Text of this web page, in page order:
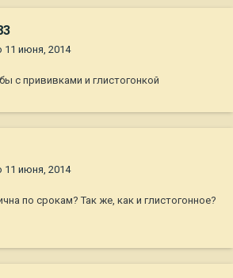
11 июня, 2014
с прививками и глистогонкой
11 июня, 2014
по срокам? Так же, как и глистогонное?